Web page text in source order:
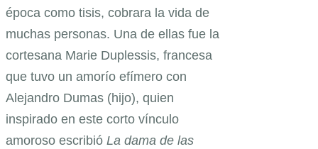
época como tisis, cobrara la vida de
muchas personas. Una de ellas fue la
cortesana Marie Duplessis, francesa
que tuvo un amorío efímero con
Alejandro Dumas (hijo), quien
inspirado en este corto vínculo
amoroso escribió La dama de las